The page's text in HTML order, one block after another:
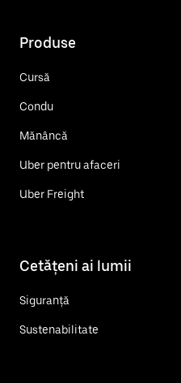
Produse
Cursă
Condu
Mănâncă
Uber pentru afaceri
Uber Freight
Cetățeni ai lumii
Siguranță
Sustenabilitate